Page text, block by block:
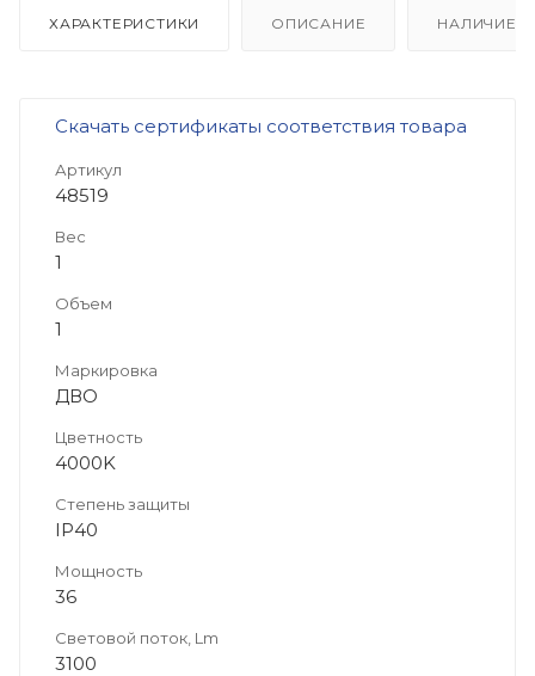
ХАРАКТЕРИСТИКИ ОПИСАНИЕ НАЛИЧИЕ
Скачать сертификаты соответствия товара
Артикул
48519
Вес
1
Объем
1
Маркировка
ДВО
Цветность
4000K
Степень защиты
IP40
Мощность
36
Световой поток, Lm
3100